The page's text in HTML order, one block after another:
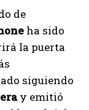
de
ha sido
la puerta
siguiendo
y emitió